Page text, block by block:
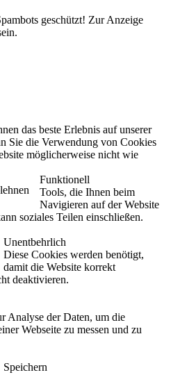
geschützt! Zur Anzeige
das beste Erlebnis auf unserer
Sie die Verwendung von Cookies
möglicherweise nicht wie
Funktionell
Tools, die Ihnen beim
Navigieren auf der Website
soziales Teilen einschließen.
Unentbehrlich
Diese Cookies werden benötigt,
damit die Website korrekt
deaktivieren.
Analyse der Daten, um die
Webseite zu messen und zu
Speichern